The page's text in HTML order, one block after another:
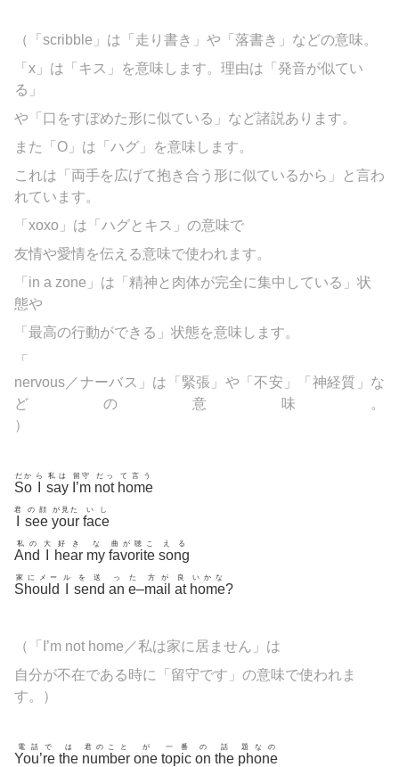
（「 scribble」は「走り書き」や「落書き」などの意味。
「x」は「キス」を意味します。理由は「発音が似てい
る」
や「口をすぼめた形に似ている」など諸説あります。
また「O」は「ハグ」を意味します。
これは「両手を広げて抱き合う形に似ているから」と言わ
れています。
「xoxo」は「ハグとキス」の意味で
友情や愛情を伝える意味で使われます。
「in a zone」は「精神と肉体が完全に集中している」状
態や
「最高の行動ができる」状態を意味します。
「
nervous／ナーバス」は「緊張」や「不安」「神経質」な
どの意味。
）
So
だか ら
say
私は
I’m
留守
not
だっ
home
て言う
君
see
の顔
your
が見た
face
いし
And
私の 大
hear
好き
my
な
favorite
曲が聴こ
song
える
Should
家にメー ル
send
を送
an
っ
e
た
–mail
方が
at
良
home
いかな
?
（「I’m not home／私は家に居ません」は
自分が不在である時に「留守です」の意味で使われま
す。）
You’re
電話で
the
は
number
君のこと
one
が
topic
一番
on
の
the
話
phone
題なの